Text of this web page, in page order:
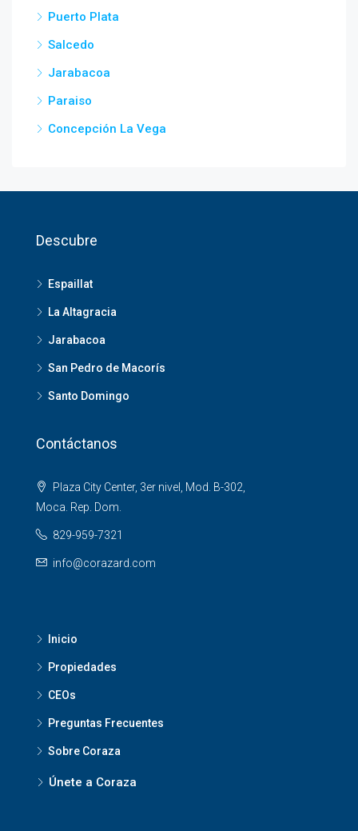
Puerto Plata
Salcedo
Jarabacoa
Paraiso
Concepción La Vega
Descubre
Espaillat
La Altagracia
Jarabacoa
San Pedro de Macorís
Santo Domingo
Contáctanos
Plaza City Center, 3er nivel, Mod. B-302,
Moca. Rep. Dom.
829-959-7321
info@corazard.com
Inicio
Propiedades
CEOs
Preguntas Frecuentes
Sobre Coraza
Únete a Coraza